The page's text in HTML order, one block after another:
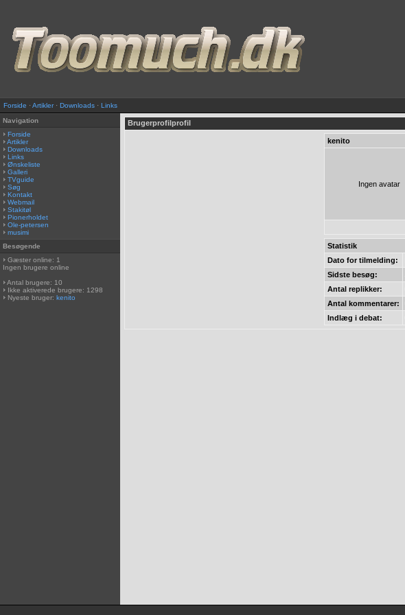
Forside · Artikler· Downloads · Links
Navigation
Forside
Artikler
Downloads
Links
Ønskeliste
Galleri
TVguide
Søg
Kontakt
Webmail
Stakitøl
Pionerholdet
Ole-petersen
musimi
Besøgende
Gæster online: 1
Ingen brugere online
Antal brugere: 10
Ikke aktiverede brugere: 1298
Nyeste bruger: kenito
Brugerprofilprofil
kenito
Ingen avatar
Statistik
Dato for tilmelding:
Sidste besøg:
Antal replikker:
Antal kommentarer:
Indlæg i debat: